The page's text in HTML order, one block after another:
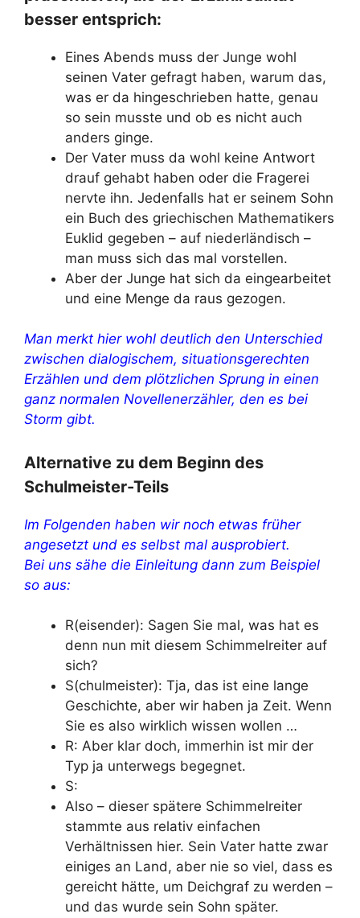
besser entsprich:
Eines Abends muss der Junge wohl
seinen Vater gefragt haben, warum das,
was er da hingeschrieben hatte, genau
so sein musste und ob es nicht auch
anders ginge.
Der Vater muss da wohl keine Antwort
drauf gehabt haben oder die Fragerei
nervte ihn. Jedenfalls hat er seinem Sohn
ein Buch des griechischen Mathematikers
Euklid gegeben – auf niederländisch –
man muss sich das mal vorstellen.
Aber der Junge hat sich da eingearbeitet
und eine Menge da raus gezogen.
Man merkt hier wohl deutlich den Unterschied
zwischen dialogischem, situationsgerechten
Erzählen und dem plötzlichen Sprung in einen
ganz normalen Novellenerzähler, den es bei
Storm gibt.
Alternative zu dem Beginn des
Schulmeister-Teils
Im Folgenden haben wir noch etwas früher
angesetzt und es selbst mal ausprobiert.
Bei uns sähe die Einleitung dann zum Beispiel
so aus:
R(eisender): Sagen Sie mal, was hat es
denn nun mit diesem Schimmelreiter auf
sich?
S(chulmeister): Tja, das ist eine lange
Geschichte, aber wir haben ja Zeit. Wenn
Sie es also wirklich wissen wollen …
R: Aber klar doch, immerhin ist mir der
Typ ja unterwegs begegnet.
S:
Also – dieser spätere Schimmelreiter
stammte aus relativ einfachen
Verhältnissen hier. Sein Vater hatte zwar
einiges an Land, aber nie so viel, dass es
gereicht hätte, um Deichgraf zu werden –
und das wurde sein Sohn später.